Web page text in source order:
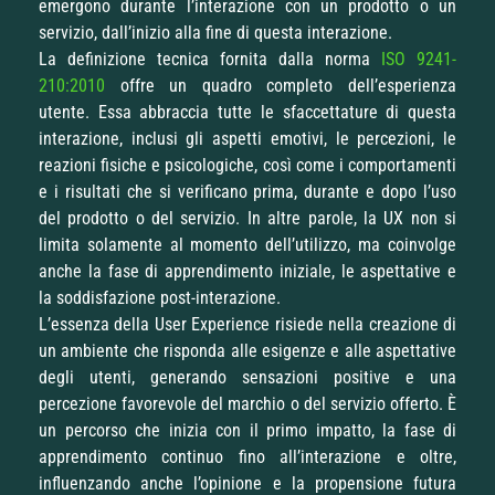
emergono durante l’interazione con un prodotto o un
servizio, dall’inizio alla fine di questa interazione.
La definizione tecnica fornita dalla norma ISO 9241-
210:2010 offre un quadro completo dell’esperienza
utente. Essa abbraccia tutte le sfaccettature di questa
interazione, inclusi gli aspetti emotivi, le percezioni, le
reazioni fisiche e psicologiche, così come i comportamenti
e i risultati che si verificano prima, durante e dopo l’uso
del prodotto o del servizio. In altre parole, la UX non si
limita solamente al momento dell’utilizzo, ma coinvolge
anche la fase di apprendimento iniziale, le aspettative e
la soddisfazione post-interazione.
L’essenza della User Experience risiede nella creazione di
un ambiente che risponda alle esigenze e alle aspettative
degli utenti, generando sensazioni positive e una
percezione favorevole del marchio o del servizio offerto. È
un percorso che inizia con il primo impatto, la fase di
apprendimento continuo fino all’interazione e oltre,
influenzando anche l’opinione e la propensione futura